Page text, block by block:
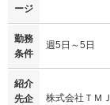
ージ
勤務
条件
週5日～5日
紹介
先企
株式会社ＴＭＪ